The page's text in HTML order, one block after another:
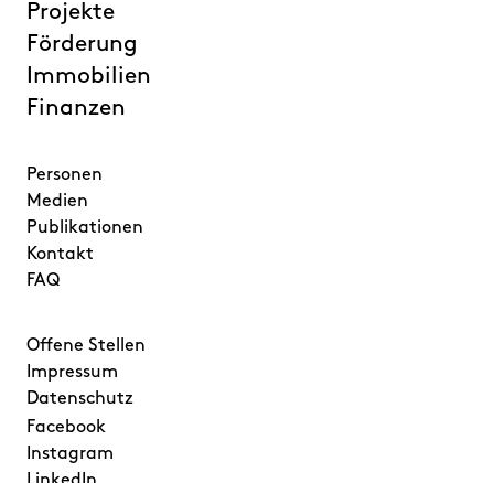
Projekte
Förderung
Immobilien
Finanzen
Personen
Medien
Publikationen
Kontakt
FAQ
Offene Stellen
Impressum
Datenschutz
Facebook
Instagram